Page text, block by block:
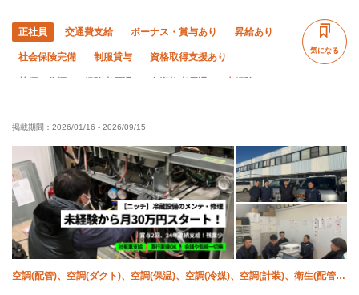
正社員 交通費支給 ボーナス・賞与あり 昇給あり
社会保険完備 制服貸与 資格取得支援あり
夏季休暇
気になる
掲載期間： 2026/01/16 - 2026/09/15
空調(配管)、空調(ダクト)、空調(保温)、空調(冷媒)、空調(計装)、衛生(配管